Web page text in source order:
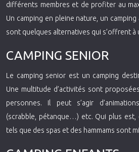
différents membres et de profiter au
Un camping en pleine nature, un
sont quelques alternatives qui s’offrent à
CAMPING SENIOR
Le camping senior est un camping
Une multitude d’activités sont
personnes. Il peut s’agir
(scrabble, pétanque…) etc. Qui plus est,
tels que des spas et des hammams sont